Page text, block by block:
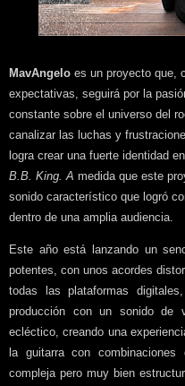
MavAngelo es un proyecto que,
expectativas, seguirá por la
constante sobre el universo del
canalizar las luchas y
logra crear una fuerte identidad
B.B. King. A medida que este
sonido característico que logró
dentro de una amplia audiencia.
Este año está lanzando un
potentes, con unos acordes
todas las plataformas
producción con un sonido de
ecléctico, creando una
la guitarra con
compleja pero muy bien